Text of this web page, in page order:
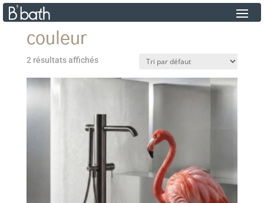
couleur
2 résultats affichés